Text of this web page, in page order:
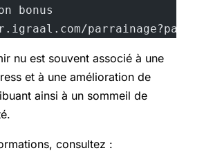
bonus
nu est souvent associé à une
et à une amélioration de
ainsi à un sommeil de
consultez :